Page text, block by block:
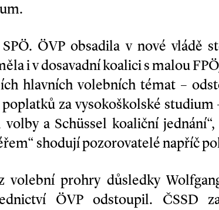
ÖVP obsadila v nové vládě
i v dosavadní koalici s malou
hlavních volebních témat –
za vysokoškolské studium
volby a Schüssel koaliční
shodují pozorovatelé napříč
volební prohry důsledky
ÖVP odstoupil. ČSSD